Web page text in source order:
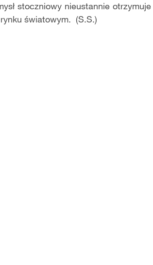
stoczniowy nieustannie
światowym. (S.S.)